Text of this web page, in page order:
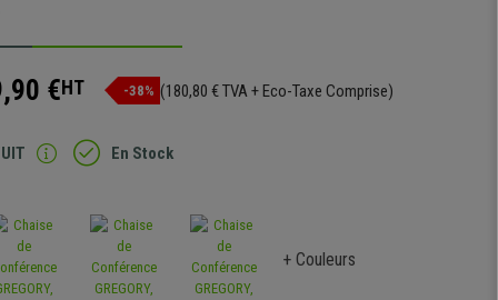
€HT -38% (180,80 € TVA + Eco-Taxe Comprise)
En Stock
+ Couleurs